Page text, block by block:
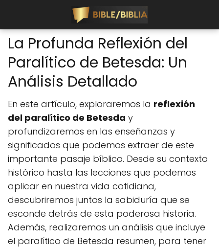
La Profunda Reflexión del
Paralítico de Betesda: Un
Análisis Detallado
En este artículo, exploraremos la reflexión
del paralítico de Betesda y
profundizaremos en las enseñanzas y
significados que podemos extraer de este
importante pasaje bíblico. Desde su contexto
histórico hasta las lecciones que podemos
aplicar en nuestra vida cotidiana,
descubriremos juntos la sabiduría que se
esconde detrás de esta poderosa historia.
Además, realizaremos un análisis que incluye
el paralítico de Betesda resumen, para tener